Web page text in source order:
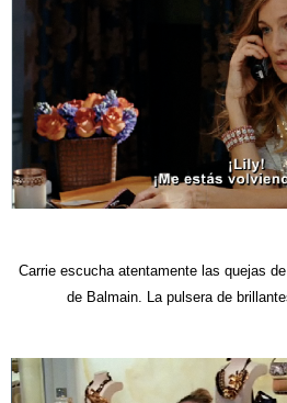
Carrie escucha atentamente las quejas
de Balmain. La pulsera de